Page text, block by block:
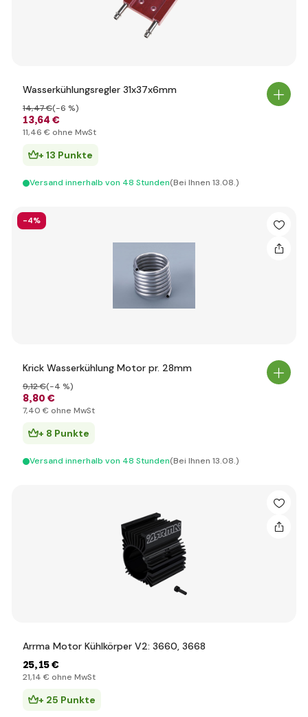
Wasserkühlungsregler 31x37x6mm
13,64 €
14,47 €(-6 %)
11,46 € ohne MwSt
+ 13 Punkte
Versand innerhalb von 48 Stunden(Bei Ihnen 13.08.)
-4%
Krick Wasserkühlung Motor pr. 28mm
8,80 €
9,12 €(-4 %)
7,40 € ohne MwSt
+ 8 Punkte
Versand innerhalb von 48 Stunden(Bei Ihnen 13.08.)
Arrma Motor Kühlkörper V2: 3660, 3668
25,15 €
21,14 € ohne MwSt
+ 25 Punkte